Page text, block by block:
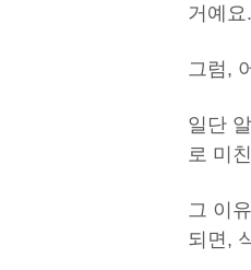
거예요.
그럼,
일단
로 미
그 이
되면,